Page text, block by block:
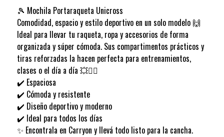
🎾 Mochila Portaraqueta Unicross
Comodidad, espacio y estilo deportivo en un solo modelo 🙌
Ideal para llevar tu raqueta, ropa y accesorios de forma
organizada y súper cómoda. Sus compartimentos prácticos y
tiras reforzadas la hacen perfecta para entrenamientos,
clases o el día a día 💥🏃‍♂️
✔️ Espaciosa
✔️ Cómoda y resistente
✔️ Diseño deportivo y moderno
✔️ Ideal para todos los días
✨ Encontrala en Carryon y llevá todo listo para la cancha.